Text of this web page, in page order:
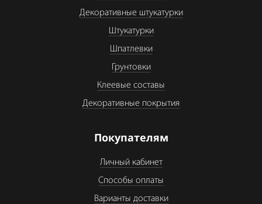
Декоративные штукатурки
Штукатурки
Шпатлевки
Грунтовки
Клеевые составы
Декоративные покрытия
Покупателям
Личный кабинет
Способы оплаты
Варианты доставки